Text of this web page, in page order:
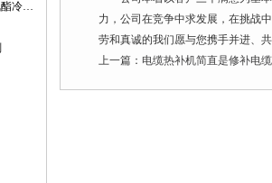
矿用橡套电缆阻燃聚氨酯冷补胶
力，公司在竞争中求发展，在挑战
劳和真诚的我们愿与您携手并进、
上一篇： 电缆热补机简直是修补电